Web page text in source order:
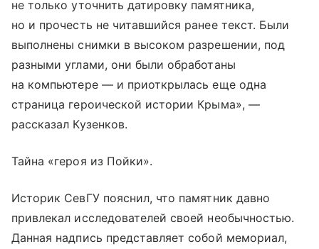
не только уточнить датировку памятника,
но и прочесть не читавшийся ранее текст. Были
выполнены снимки в высоком разрешении, под
разными углами, они были обработаны
на компьютере — и приоткрылась еще одна
страница героической истории Крыма», —
рассказал Кузенков.
Тайна «героя из Пойки».
Историк СевГУ пояснил, что памятник давно
привлекал исследователей своей необычностью.
Данная надпись представляет собой мемориал,